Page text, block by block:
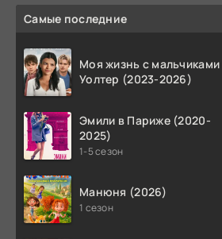
Самые последние
Моя жизнь с мальчиками
Уолтер (2023-2026)
Эмили в Париже (2020-
2025)
1-5 сезон
Манюня (2026)
1 сезон